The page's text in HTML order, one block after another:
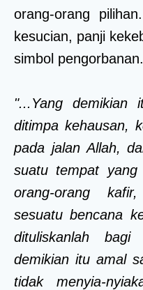
orang-orang
kesucian, panji
simbol pengorbanan.
"...Yang demikian
ditimpa kehausan,
pada jalan Allah,
suatu tempat yang
orang-orang
sesuatu bencana
dituliskanlah
demikian itu amal
tidak menyia-